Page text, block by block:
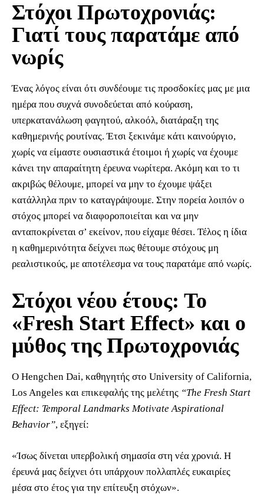
Στόχοι Πρωτοχρονιάς:
Γιατί τους παρατάμε από
νωρίς
Ένας λόγος είναι ότι συνδέουμε τις προσδοκίες μας με μια
ημέρα που συχνά συνοδεύεται από κούραση,
υπερκατανάλωση φαγητού, αλκοόλ, διατάραξη της
καθημερινής ρουτίνας. Έτσι ξεκινάμε κάτι καινούργιο,
χωρίς να είμαστε ουσιαστικά έτοιμοι ή χωρίς να έχουμε
κάνει την απαραίτητη έρευνα νωρίτερα. Ακόμη και το τι
ακριβώς θέλουμε, μπορεί να μην το έχουμε ψάξει
κατάλληλα πριν το καταγράψουμε. Στην πορεία λοιπόν ο
στόχος μπορεί να διαφοροποιείται και να μην
ανταποκρίνεται σ’ εκείνον, που είχαμε θέσει. Τέλος η ίδια
η καθημερινότητα δείχνει πως θέτουμε στόχους μη
ρεαλιστικούς, με αποτέλεσμα να τους παρατάμε από νωρίς.
Στόχοι νέου έτους: Το
«Fresh Start Effect» και ο
μύθος της Πρωτοχρονιάς
Ο Hengchen Dai, καθηγητής στο University of California,
Los Angeles και επικεφαλής της μελέτης “The Fresh Start
Effect: Temporal Landmarks Motivate Aspirational
Behavior”, εξηγεί:
«Ίσως δίνεται υπερβολική σημασία στη νέα χρονιά. Η
έρευνά μας δείχνει ότι υπάρχουν πολλαπλές ευκαιρίες
μέσα στο έτος για την επίτευξη στόχων».